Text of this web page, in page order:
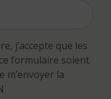
j’accepte que les
formulaire soient
m’envoyer la